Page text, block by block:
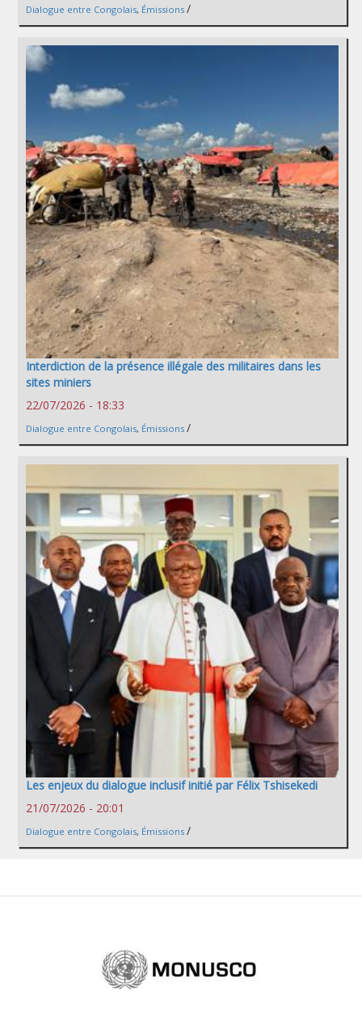
Dialogue entre Congolais, Émissions /
Interdiction de la présence illégale des militaires dans les
sites miniers
22/07/2026 - 18:33
Dialogue entre Congolais, Émissions /
Les enjeux du dialogue inclusif initié par Félix Tshisekedi
21/07/2026 - 20:01
Dialogue entre Congolais, Émissions /